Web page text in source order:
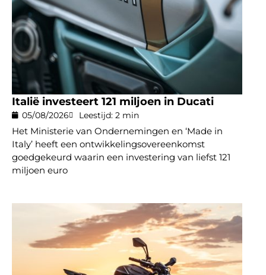
Italië investeert 121 miljoen in Ducati
05/08/2026 Leestijd: 2 min
Het Ministerie van Ondernemingen en ‘Made in
Italy’ heeft een ontwikkelingsovereenkomst
goedgekeurd waarin een investering van liefst 121
miljoen euro